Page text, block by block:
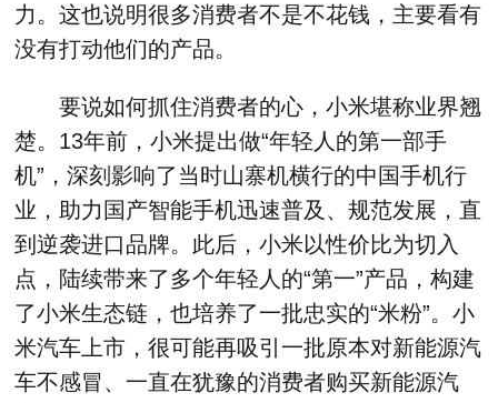
力。这也说明很多消费者不是不花钱，主要看有
没有打动他们的产品。
要说如何抓住消费者的心，小米堪称业界翘
楚。13年前，小米提出做“年轻人的第一部手
机”，深刻影响了当时山寨机横行的中国手机行
业，助力国产智能手机迅速普及、规范发展，直
到逆袭进口品牌。此后，小米以性价比为切入
点，陆续带来了多个年轻人的“第一”产品，构建
了小米生态链，也培养了一批忠实的“米粉”。小
米汽车上市，很可能再吸引一批原本对新能源汽
车不感冒、一直在犹豫的消费者购买新能源汽